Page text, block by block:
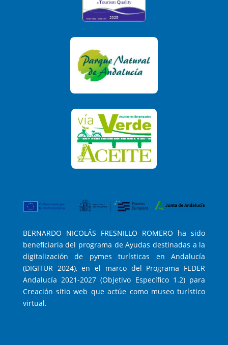
BERNARDO NICOLÁS FRESNILLO ROMERO ha sido
beneficiaria del programa de Ayudas destinadas a la
digitalización de pymes turísticas en Andalucía
(DIGITUR 2024), en el marco del Programa FEDER
Andalucía 2021-2027 (Objetivo Específico 1.2) para
Creación sitio web que actúe como museo turístico
virtual.